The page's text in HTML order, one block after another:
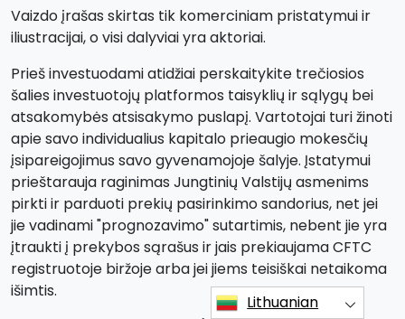
Vaizdo įrašas skirtas tik komerciniam pristatymui ir
iliustracijai, o visi dalyviai yra aktoriai.
Prieš investuodami atidžiai perskaitykite trečiosios
šalies investuotojų platformos taisyklių ir sąlygų bei
atsakomybės atsisakymo puslapį. Vartotojai turi žinoti
apie savo individualius kapitalo prieaugio mokesčių
įsipareigojimus savo gyvenamojoje šalyje. Įstatymui
prieštarauja raginimas Jungtinių Valstijų asmenims
pirkti ir parduoti prekių pasirinkimo sandorius, net jei
jie vadinami "prognozavimo" sutartimis, nebent jie yra
įtraukti į prekybos sąrašus ir jais prekiaujama CFTC
registruotoje biržoje arba jei jiems teisiškai netaikoma
išimtis.
Lithuanian